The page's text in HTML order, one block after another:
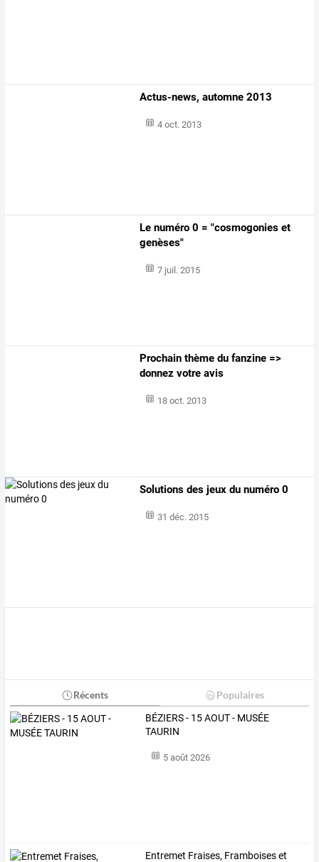
Actus-news, automne 2013
4 oct. 2013
Le numéro 0 = "cosmogonies et
genèses"
7 juil. 2015
Prochain thème du fanzine =>
donnez votre avis
18 oct. 2013
Solutions des jeux du numéro 0
31 déc. 2015
Récents Populaires
BÉZIERS - 15 AOUT - MUSÉE
TAURIN
5 août 2026
Entremet Fraises, Framboises et